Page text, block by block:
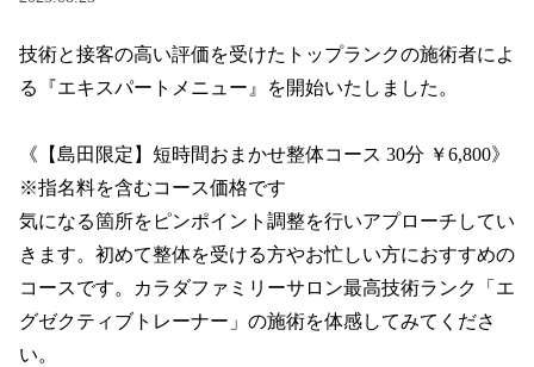
施術について（A.P.バランス®とは）
入店から施術までの流れ
お客様の声
よくあるご質問
カラダメンバーズアプリ
技術と接客の高い評価を受けたトップランクの施術者によ
る『エキスパートメニュー』を開始いたしました。
《【島田限定】短時間おまかせ整体コース 30分 ￥6,800》
※指名料を含むコース価格です
気になる箇所をピンポイント調整を行いアプローチしてい
きます。初めて整体を受ける方やお忙しい方におすすめの
コースです。カラダファミリーサロン最高技術ランク「エ
グゼクティブトレーナー」の施術を体感してみてくださ
い。